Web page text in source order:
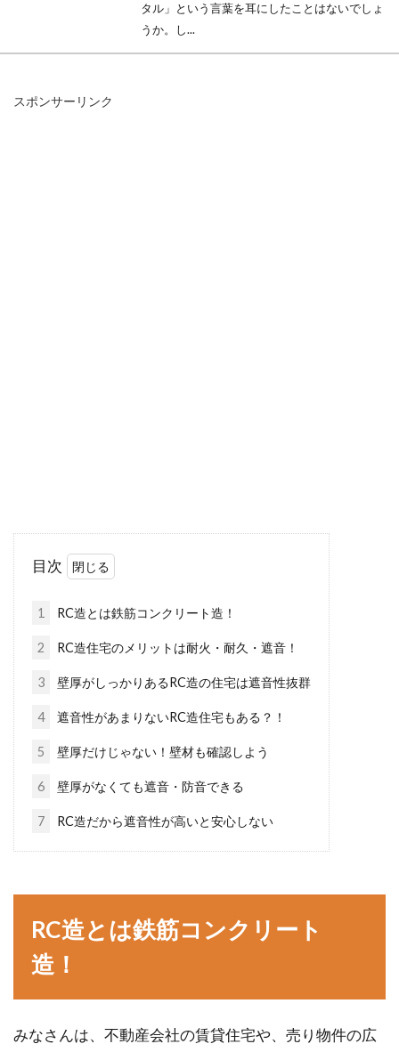
タル」という言葉を耳にしたことはないでしょ
うか。し...
って故障しているの？
エアコンを稼動させているとき、室外機のまわ
りが水浸しになっていることはありませんか？
サイディングの種類は？貼り付ける
注文住宅を建てるとなれば、メーカー選びから
間取りなど考えることはたくさんありますが、
外壁のサイデ...
と修復におすすめな商品
ート、石などさまざまありますが、ここではモ
スポンサーリンク
目次
1 RC造とは鉄筋コンクリート造！
2 RC造住宅のメリットは耐火・耐久・遮音！
3 壁厚がしっかりあるRC造の住宅は遮音性抜群
4 遮音性があまりないRC造住宅もある？！
5 壁厚だけじゃない！壁材も確認しよう
6 壁厚がなくても遮音・防音できる
7 RC造だから遮音性が高いと安心しない
RC造とは鉄筋コンクリート
造！
みなさんは、不動産会社の賃貸住宅や、売り物件の広